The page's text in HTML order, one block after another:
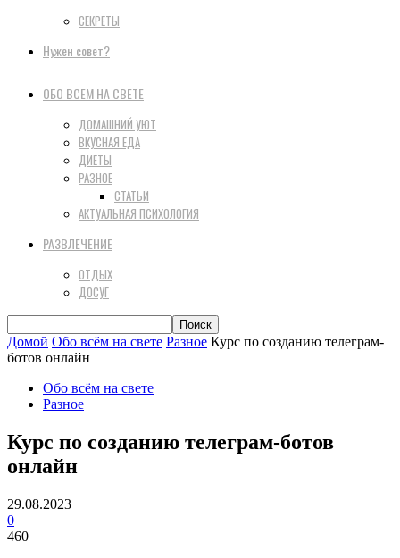
СЕКРЕТЫ
Нужен совет?
ОБО ВСЕМ НА СВЕТЕ
ДОМАШНИЙ УЮТ
ВКУСНАЯ ЕДА
ДИЕТЫ
РАЗНОЕ
СТАТЬИ
АКТУАЛЬНАЯ ПСИХОЛОГИЯ
РАЗВЛЕЧЕНИЕ
ОТДЫХ
ДОСУГ
Домой Обо всём на свете Разное Курс по созданию телеграм-
ботов онлайн
Обо всём на свете
Разное
Курс по созданию телеграм-ботов
онлайн
29.08.2023
0
460